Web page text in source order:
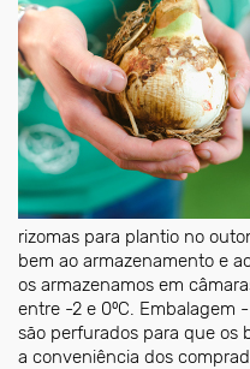
rizomas para plantio no
bem ao armazenamento e
os armazenamos em
entre -2 e 0⁰С. Embalagem
são perfurados para que os
a conveniência dos